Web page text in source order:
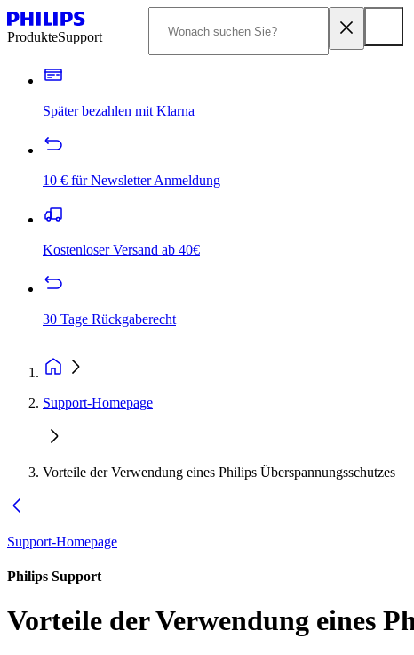
ProdukteSupport
Später bezahlen mit Klarna
10 € für Newsletter Anmeldung
Kostenloser Versand ab 40€
30 Tage Rückgaberecht
Support-Homepage
Vorteile der Verwendung eines Philips Überspannungsschutzes
Support-Homepage
Philips Support
Vorteile der Verwendung eines